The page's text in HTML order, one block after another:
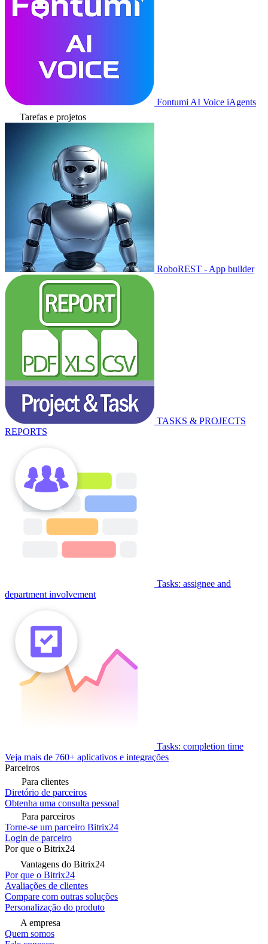
Fontumi AI Voice iAgents
Tarefas e projetos
RoboREST - App builder
TASKS & PROJECTS
REPORTS
Tasks: assignee and
department involvement
Tasks: completion time
Veja mais de 760+ aplicativos e integrações
Parceiros
Para clientes
Diretório de parceiros
Obtenha uma consulta pessoal
Para parceiros
Torne-se um parceiro Bitrix24
Login de parceiro
Por que o Bitrix24
Vantagens do Bitrix24
Por que o Bitrix24
Avaliações de clientes
Compare com outras soluções
Personalização do produto
A empresa
Quem somos